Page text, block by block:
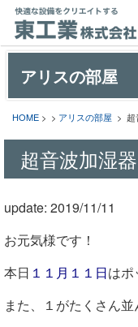
アリスの部屋
HOME > > アリスの部屋 > 超
超音波加湿
update: 2019/11/11
お元気様です！
本日 １１月１１日はポ
また、１がたくさん並